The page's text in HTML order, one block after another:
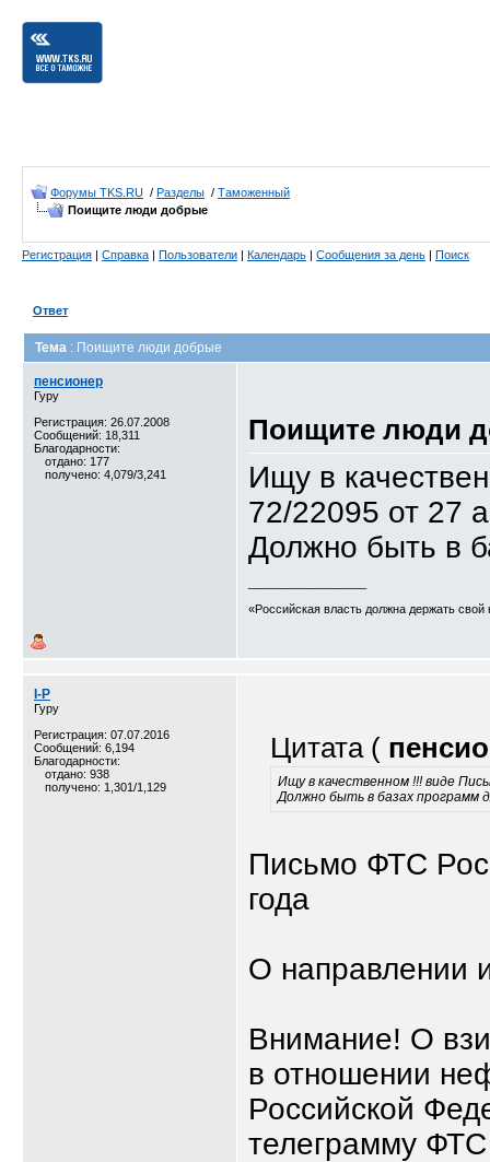
Форумы TKS.RU / Разделы / Таможенный
Поищите люди добрые
Регистрация | Справка | Пользователи | Календарь | Сообщения за день | Поиск
Ответ
Тема : Поищите люди добрые
пенсионер
Гуру
Регистрация: 26.07.2008
Сообщений: 18,311
Благодарности:
отдано: 177
получено: 4,079/3,241
Поищите люди
Ищу в
72/22095 от 27
Должно быть в
«Российская власть должна держать
I-P
Гуру
Регистрация: 07.07.2016
Сообщений: 6,194
Благодарности:
отдано: 938
получено: 1,301/1,129
Цитата (
Ищу в качественном !!! виде
Должно быть в базах программ
Письмо ФТС
года
О направлении
Внимание! О
в отношении
Российской
телеграмму